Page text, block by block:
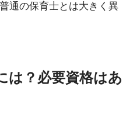
通の保育士とは大きく異
は？必要資格はあ